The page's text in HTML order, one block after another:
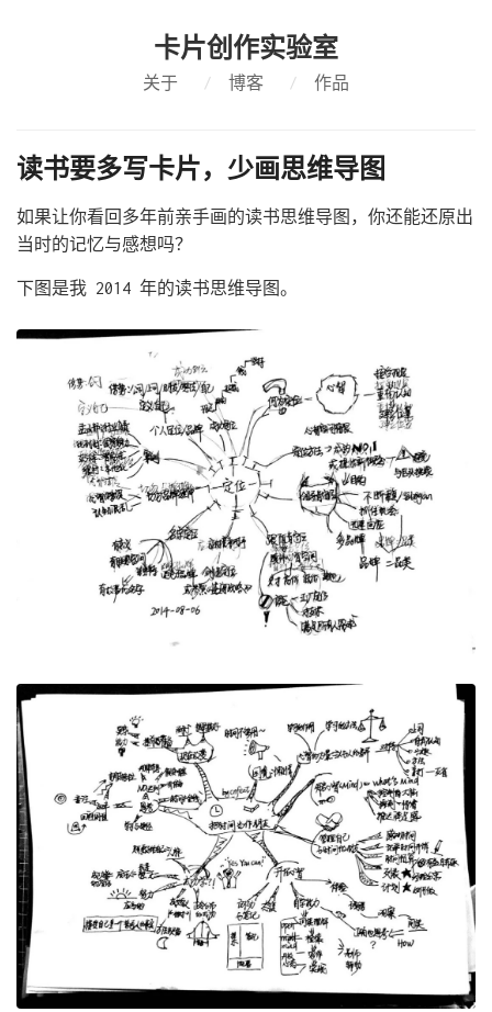
卡片创作实验室
关于 / 博客 / 作品
读书要多写卡片，少画思维导图
如果让你看回多年前亲手画的读书思维导图，你还能还原出
当时的记忆与感想吗？
下图是我 2014 年的读书思维导图。